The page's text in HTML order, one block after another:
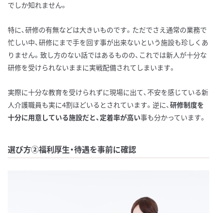
でしか知れません。
特に、研修の有無などは大きいものです。ただでさえ通常の業務で
忙しい中、研修にまで手を回す事が出来ないという施設も珍しくあ
りません。致し方のない話ではあるものの、これでは新人が十分な
研修を受けられないままに実戦配備されてしまいます。
実際に十分な教育を受けられずに現場に出て、不安を感じている新
人介護職員も実に4割ほどいるとされています。逆に、研修制度を
十分に用意している施設だと、定着率が高い事も分かっています。
選び方②福利厚生・待遇を事前に確認